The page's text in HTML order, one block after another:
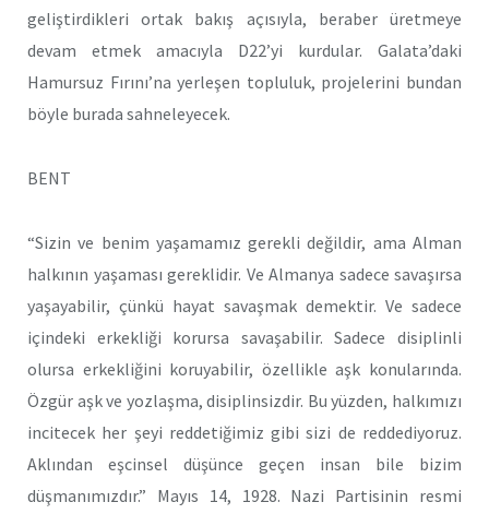
geliştirdikleri ortak bakış açısıyla, beraber üretmeye
devam etmek amacıyla D22’yi kurdular. Galata’daki
Hamursuz Fırını’na yerleşen topluluk, projelerini bundan
böyle burada sahneleyecek.
BENT
“Sizin ve benim yaşamamız gerekli değildir, ama Alman
halkının yaşaması gereklidir. Ve Almanya sadece savaşırsa
yaşayabilir, çünkü hayat savaşmak demektir. Ve sadece
içindeki erkekliği korursa savaşabilir. Sadece disiplinli
olursa erkekliğini koruyabilir, özellikle aşk konularında.
Özgür aşk ve yozlaşma, disiplinsizdir. Bu yüzden, halkımızı
incitecek her şeyi reddetiğimiz gibi sizi de reddediyoruz.
Aklından eşcinsel düşünce geçen insan bile bizim
düşmanımızdır.” Mayıs 14, 1928. Nazi Partisinin resmi